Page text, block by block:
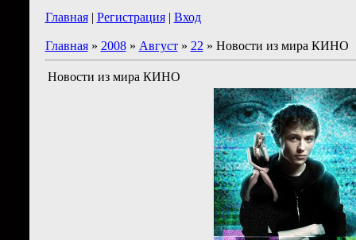
Главная| Регистрация| Вход
Главная» 2008 » Август » 22 » Новости из мира КИНО
Новости из мира КИНО